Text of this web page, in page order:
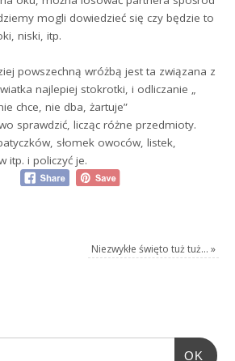
mogli dowiedzieć się czy będzie to
niski, itp.
powszechną wróżbą jest ta związana z
najlepiej stokrotki, i odliczanie „
chce, nie dba, żartuje”
sprawdzić, licząc różne przedmioty.
słomek owoców, listek,
itp. i policzyć je.
Niezwykłe święto tuż tuż… »
OK